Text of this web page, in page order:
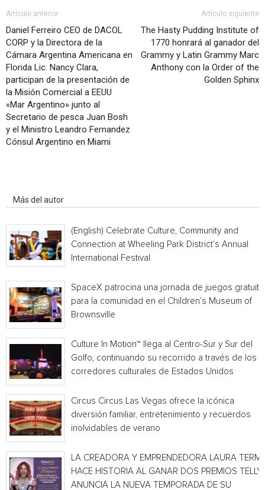
Artículo anterior
Daniel Ferreiro CEO de DACOL
CORP y la Directora de la
Cámara Argentina Americana en
Florida Lic. Nancy Clara,
participan de la presentación de
la Misión Comercial a EEUU
«Mar Argentino» junto al
Secretario de pesca Juan Bosh
y el Ministro Leandro Fernandez
Cónsul Argentino en Miami
Artículo siguiente
The Hasty Pudding Institute of
1770 honrará al ganador del
Grammy y Latin Grammy Marc
Anthony con la Order of the
Golden Sphinx
Más del autor
(English) Celebrate Culture, Community and
Connection at Wheeling Park District’s Annual
International Festival
SpaceX patrocina una jornada de juegos gratuita
para la comunidad en el Children’s Museum of
Brownsville
Culture In Motion™ llega al Centro-Sur y Sur del
Golfo, continuando su recorrido a través de los
corredores culturales de Estados Unidos
Circus Circus Las Vegas ofrece la icónica
diversión familiar, entretenimiento y recuerdos
inolvidables de verano
LA CREADORA Y EMPRENDEDORA LAURA
HACE HISTORIA AL GANAR DOS PREMIOS TELLY
ANUNCIA LA NUEVA TEMPORADA DE SU